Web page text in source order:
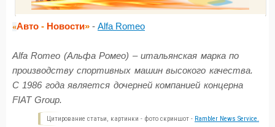
«Авто - Новости» - Alfa Romeo
Alfa Romeo (Альфа Ромео) – итальянская марка по
производству спортивных машин высокого качества.
С 1986 года является дочерней компанией концерна
FIAT Group.
Цитирование статьи, картинки - фото скриншот - Rambler News Service.